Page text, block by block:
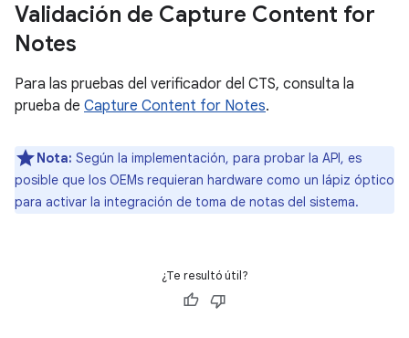
Validación de Capture Content for
Notes
Para las pruebas del verificador del CTS, consulta la
prueba de Capture Content for Notes.
Nota: Según la implementación, para probar la API, es
posible que los OEMs requieran hardware como un lápiz óptico
para activar la integración de toma de notas del sistema.
¿Te resultó útil?